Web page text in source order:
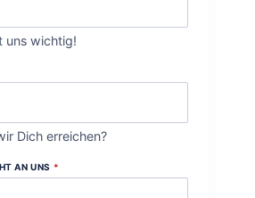
uns wichtig!
Dich erreichen?
AN UNS *